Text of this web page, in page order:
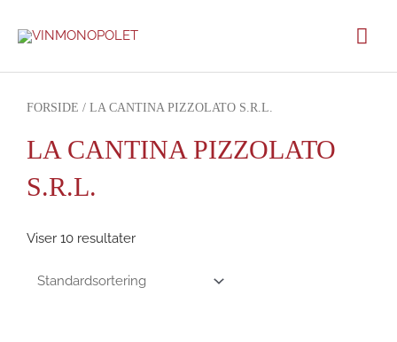
FORSIDE / LA CANTINA PIZZOLATO S.R.L.
LA CANTINA PIZZOLATO
S.R.L.
Viser 10 resultater